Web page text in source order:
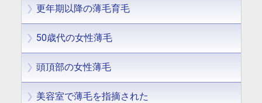
更年期以降の薄毛育毛
50歳代の女性薄毛
頭頂部の女性薄毛
美容室で薄毛を指摘された